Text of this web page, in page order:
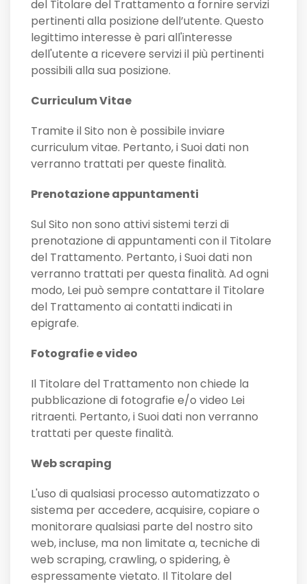
del Titolare del Trattamento a fornire servizi
pertinenti alla posizione dell’utente. Questo
legittimo interesse è pari all'interesse
dell'utente a ricevere servizi il più pertinenti
possibili alla sua posizione.
Curriculum Vitae
Tramite il Sito non è possibile inviare
curriculum vitae. Pertanto, i Suoi dati non
verranno trattati per queste finalità.
Prenotazione appuntamenti
Sul Sito non sono attivi sistemi terzi di
prenotazione di appuntamenti con il Titolare
del Trattamento. Pertanto, i Suoi dati non
verranno trattati per questa finalità. Ad ogni
modo, Lei può sempre contattare il Titolare
del Trattamento ai contatti indicati in
epigrafe.
Fotografie e video
Il Titolare del Trattamento non chiede la
pubblicazione di fotografie e/o video Lei
ritraenti. Pertanto, i Suoi dati non verranno
trattati per queste finalità.
Web scraping
L'uso di qualsiasi processo automatizzato o
sistema per accedere, acquisire, copiare o
monitorare qualsiasi parte del nostro sito
web, incluse, ma non limitate a, tecniche di
web scraping, crawling, o spidering, è
espressamente vietato. Il Titolare del